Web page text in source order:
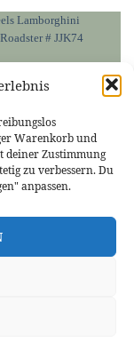
Warenkorb und
deiner Zustimmung
zu verbessern. Du
anpassen.
WARENKORB